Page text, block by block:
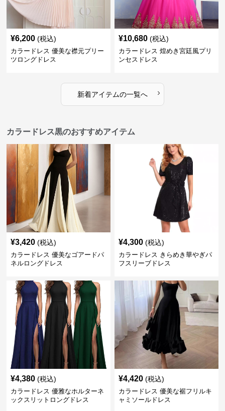
¥6,200 (税込)
カラードレス 優美な襟元プリー
ツロングドレス
¥10,680 (税込)
カラードレス 煌めき宮廷風プリ
ンセスドレス
新着アイテムの一覧へ ›
カラードレス黒のおすすめアイテム
¥3,420 (税込)
カラードレス 優美なゴアードパ
ネルロングドレス
¥4,300 (税込)
カラードレス きらめき華やぎパ
フスリーブドレス
¥4,380 (税込)
カラードレス 優雅なホルターネ
ックスリットロングドレス
¥4,420 (税込)
カラードレス 優美な裾フリルキ
ャミソールドレス